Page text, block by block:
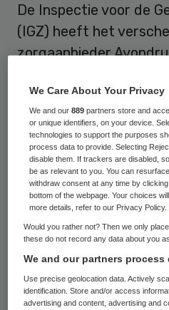
De Inspectie voor de
(IGZ) heeft het
zorgaanbieder
vastgesteld dat de
verbeterd.
Begin september
Avondrust voor een
maanden onder
waren namelijk
gebied van kwaliteit en
cliëntdossiers,
personeel,
vrijheidsbeperking.
We Care About Your Privacy
We and our889 partners store and
or unique identifiers, on your device.
technologies to support the purposes
process data to provide. Selecting
disable them. If trackers are disabled,
be as relevant to you. You can
withdraw consent at any time by
bottom of the webpage. Your choices
more details, refer to our Privacy Policy.
Would you rather not? Then we only
these do not record any data about you
We and our partners
Use precise geolocation data. Actively
identification. Store and/or access
advertising and content, advertising and